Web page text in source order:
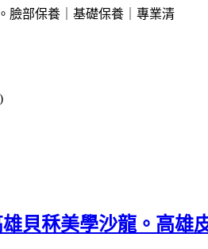
)
貝秝美學沙龍。高雄